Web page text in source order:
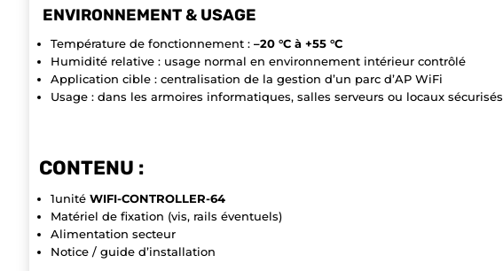
ENVIRONNEMENT & USAGE
Température de fonctionnement : –20 °C à +55 °C
Humidité relative : usage normal en environnement intérieur contrôlé
Application cible : centralisation de la gestion d’un parc d’AP WiFi
Usage : dans les armoires informatiques, salles serveurs ou locaux sécurisés
CONTENU :
1unité WIFI-CONTROLLER-64
Matériel de fixation (vis, rails éventuels)
Alimentation secteur
Notice / guide d’installation